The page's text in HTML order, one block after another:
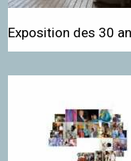
Exposition des 30